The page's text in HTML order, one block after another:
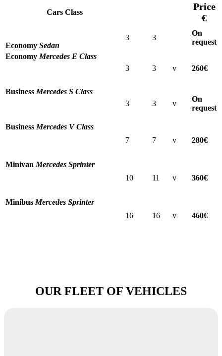
Cars Class
Price
€
Economy Sedan
3 3
On
request
Economy Mercedes E Class
3
3 v 260€
Business Mercedes S Class
3
3 v
On
request
Business Mercedes V Class
7
7 v 280€
Minivan Mercedes Sprinter
10
11 v 360€
Minibus Mercedes Sprinter
16
16 v 460€
OUR FLEET OF VEHICLES